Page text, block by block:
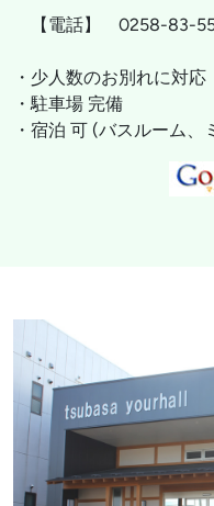
【電話】 0258-83-
・少人数のお別れに対応
・駐車場 完備
・宿泊 可 (バスルーム、